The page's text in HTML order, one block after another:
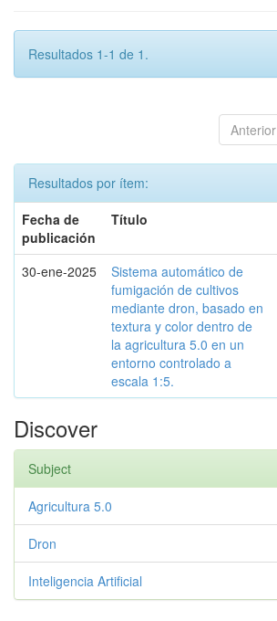
Resultados 1-1 de 1.
Anterior
Resultados por ítem:
Fecha de
publicación
Título
30-ene-2025
Sistema automático de
fumigación de cultivos
mediante dron, basado en
textura y color dentro de
la agricultura 5.0 en un
entorno controlado a
escala 1:5.
Discover
Subject
Agricultura 5.0
Dron
Inteligencia Artificial